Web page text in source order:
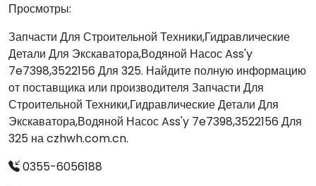
Просмотры:
Запчасти Для Строительной Техники,Гидравлические
Детали Для Экскаватора,Водяной Насос Ass'y
7e7398,3522156 Для 325. Найдите полную информацию
от поставщика или производителя Запчасти Для
Строительной Техники,Гидравлические Детали Для
Экскаватора,Водяной Насос Ass'y 7e7398,3522156 Для
325 на czhwh.com.cn.
0355-6056188